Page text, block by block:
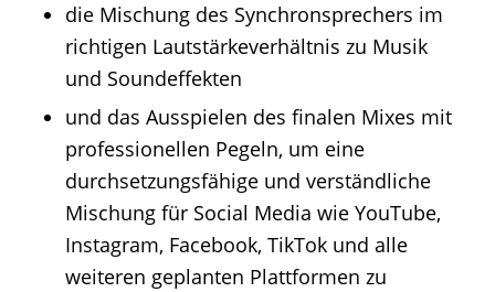
die Mischung des Synchronsprechers im
richtigen Lautstärkeverhältnis zu Musik
und Soundeffekten
und das Ausspielen des finalen Mixes mit
professionellen Pegeln, um eine
durchsetzungsfähige und verständliche
Mischung für Social Media wie YouTube,
Instagram, Facebook, TikTok und alle
weiteren geplanten Plattformen zu